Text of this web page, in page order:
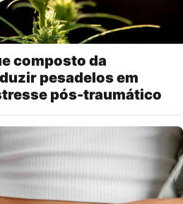
composto da
pesadelos em
pós-traumático